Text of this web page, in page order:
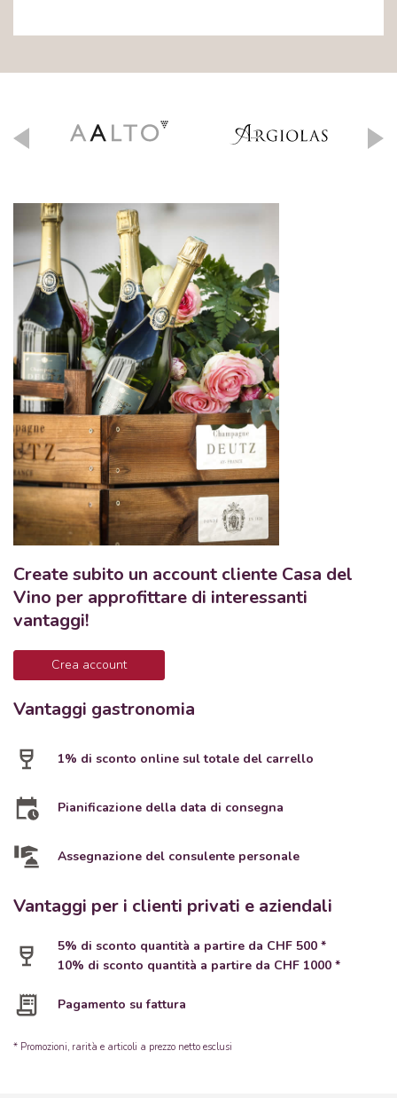
Create subito un account cliente Casa del
Vino per approfittare di interessanti
vantaggi!
Crea account
Vantaggi gastronomia
1% di sconto online sul totale del carrello
Pianificazione della data di consegna
Assegnazione del consulente personale
Vantaggi per i clienti privati e aziendali
5% di sconto quantità a partire da CHF 500 *
10% di sconto quantità a partire da CHF 1000 *
Pagamento su fattura
* Promozioni, rarità e articoli a prezzo netto esclusi